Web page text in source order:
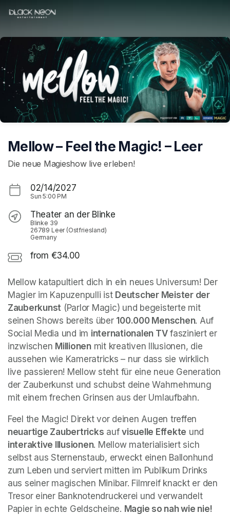
Mellow – Feel the Magic! – Leer
Die neue Magieshow live erleben!
02/14/2027
Sun 5:00 PM
Theater an der Blinke
Blinke 39
26789 Leer (Ostfriesland)
Germany
from €34.00
Mellow katapultiert dich in ein neues Universum! Der
Magier im Kapuzenpulli ist Deutscher Meister der
Zauberkunst (Parlor Magic) und begeisterte mit
seinen Shows bereits über 100.000 Menschen. Auf
Social Media und im internationalen TV fasziniert er
inzwischen Millionen mit kreativen Illusionen, die
aussehen wie Kameratricks – nur dass sie wirklich
live passieren! Mellow steht für eine neue Generation
der Zauberkunst und schubst deine Wahrnehmung
mit einem frechen Grinsen aus der Umlaufbahn.
neuartige Zaubertricks auf visuelle Effekte
interaktive Illusionen. Mellow materialisiert sich
selbst aus Sternenstaub, erweckt einen Ballonhund
zum Leben und serviert mitten im Publikum Drinks
aus seiner magischen Minibar. Filmreif knackt er den
Tresor einer Banknotendruckerei und verwandelt
Papier in echte Geldscheine. Magie so nah wie nie!